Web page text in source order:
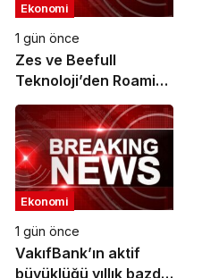
Ekonomi
1 gün önce
Zes ve Beefull
Teknoloji’den Roaming
İş Birliği
Ekonomi
1 gün önce
VakıfBank’ın aktif
büyüklüğü yıllık bazda